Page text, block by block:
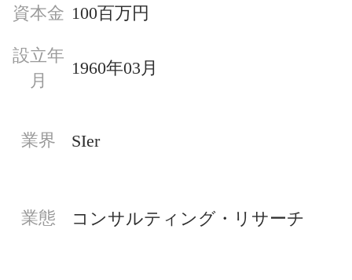
資本金 100百万円
設立年
月
1960年03月
業界 SIer
業態 コンサルティング・リサーチ